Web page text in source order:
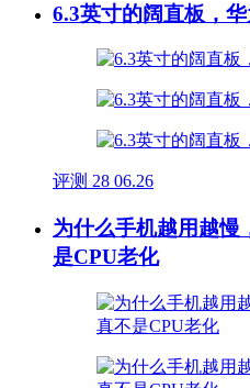
6.3英寸的阔直板，
评测 28 06.26
为什么手机越用越慢
是CPU老化